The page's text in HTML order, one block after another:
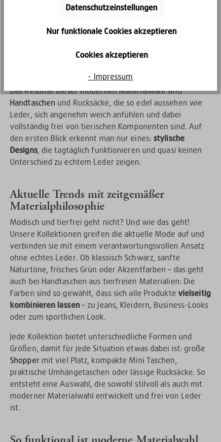
verwenden wir eine Mischung aus innovativen,
und strapazierfähigem Polyester.
Kein Leder, das sich dennoch fast wie
echtes Leder anfühlt? Ja, das geht!
Das Resultat dieser modernen Materialwahl sind
Handtaschen und Rucksäcke, die so edel aussehen wie
Leder, sich angenehm weich anfühlen und dabei
vollständig frei von tierischen Komponenten sind. Auf
den ersten Blick erkennt man nur eines:stylische
Designs, die tagtäglich funktionieren und quasi keinen
Unterschied zu echtem Leder zeigen.
Aktuelle Trends mit zeitgemäßer
Materialphilosophie
Modisch und tierfrei geht nicht? Und wie das geht!
Unsere Kollektionen greifen die aktuelle Mode auf und
verbinden sie mit einem verantwortungsvollen Ansatz
ohne echtes Leder. Ob klassisch Schwarz, sanfte
Naturtöne, frisches Grün oder Akzentfarben – das geht
auch bei Handtaschen aus tierfreien Materialien: Die
Farben sind so gewählt, dass sich alle Produkte vielseitig
kombinieren lassen– zu Jeans, Kleidern, Business-Looks
oder zum sportlichen Look.
Jede Kollektion bietet unterschiedliche Formen und
Größen, damit für jede Situation etwas dabei ist: große
Shopper mit viel Platz, kompakte Mini Taschen,
praktische Umhängetaschen oder lässige Rucksäcke. So
entsteht eine Auswahl, die sowohl stilvoll als auch mit
moderner Materialwahl entwickelt und frei von Leder
ist.
Datenschutzeinstellungen
Nur funktionale Cookies akzeptieren
Cookies akzeptieren
- Impressum